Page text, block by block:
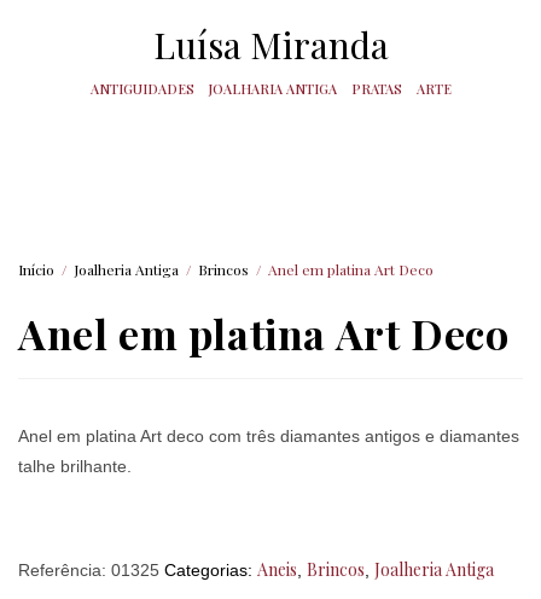
Luísa Miranda
ANTIGUIDADES JOALHARIA ANTIGA PRATAS ARTE
Início / Joalheria Antiga / Brincos / Anel em platina Art Deco
Anel em platina Art Deco
Anel em platina Art deco com três diamantes antigos e diamantes
talhe brilhante.
Referência: 01325 Categorias: Aneis Brincos Joalheria Antiga